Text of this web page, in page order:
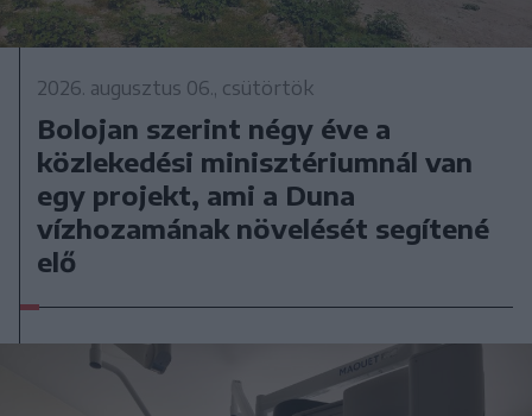
2026. augusztus 06., csütörtök
Bolojan szerint négy éve a
közlekedési minisztériumnál van
egy projekt, ami a Duna
vízhozamának növelését segítené
elő